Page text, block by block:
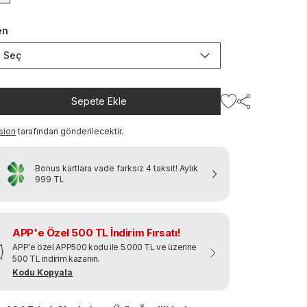
Seç
Sepete Ekle
tarafından gönderilecektir.
Bonus kartlara vade farksız 4 taksit! Aylık
999 TL
APP'e Özel 500 TL İndirim Fırsatı!
APP'e özel APP500 kodu ile 5.000 TL ve üzerine
500 TL indirim kazanın.
Kodu Kopyala